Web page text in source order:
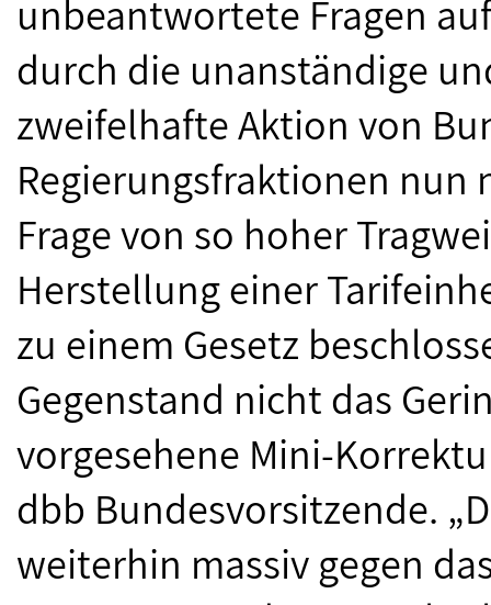
unbeantwortete Fragen
durch die unanständige
zweifelhafte Aktion von
Regierungsfraktionen nun
Frage von so hoher
Herstellung einer
zu einem Gesetz
Gegenstand nicht das
vorgesehene Mini-
dbb Bundesvorsitzende.
weiterhin massiv gegen